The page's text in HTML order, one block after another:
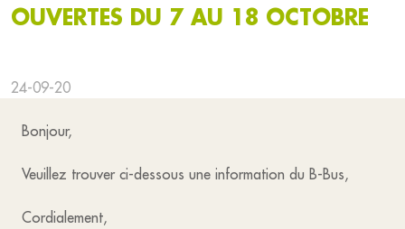
OUVERTES DU 7 AU 18 OCTOBRE
24-09-20
Bonjour,
Veuillez trouver ci-dessous une information du B-Bus,
Cordialement,